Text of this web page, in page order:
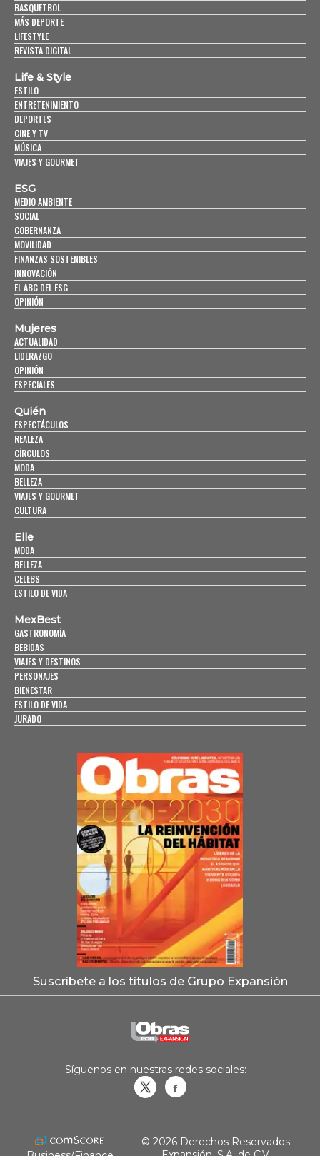
BASQUETBOL
MÁS DEPORTE
LIFESTYLE
REVISTA DIGITAL
Life & Style
ESTILO
ENTRETENIMIENTO
DEPORTES
CINE Y TV
MÚSICA
VIAJES Y GOURMET
ESG
MEDIO AMBIENTE
SOCIAL
GOBERNANZA
MOVILIDAD
FINANZAS SOSTENIBLES
INNOVACIÓN
EL ABC DEL ESG
OPINIÓN
Mujeres
ACTUALIDAD
LIDERAZGO
OPINIÓN
ESPECIALES
Quién
ESPECTÁCULOS
REALEZA
CÍRCULOS
MODA
BELLEZA
VIAJES Y GOURMET
CULTURA
Elle
MODA
BELLEZA
CELEBS
ESTILO DE VIDA
MexBest
GASTRONOMÍA
BEBIDAS
VIAJES Y DESTINOS
PERSONAJES
BIENESTAR
ESTILO DE VIDA
JURADO
Suscríbete a los títulos de Grupo Expansión
Síguenos en nuestras redes sociales:
© 2026 Derechos Reservados